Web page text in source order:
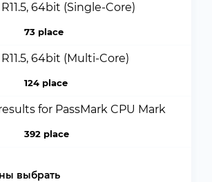
64bit (Single-Core)
73 place
64bit (Multi-Core)
124 place
for PassMark CPU Mark
392 place
выбрать